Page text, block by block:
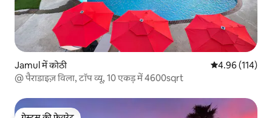
Jamul में कोठी औसत रेटिंग 5 में से
4.96 (114)
@ पैराडाइज़ विला, टॉप व्यू, 10 एकड़ में 4600sqrt